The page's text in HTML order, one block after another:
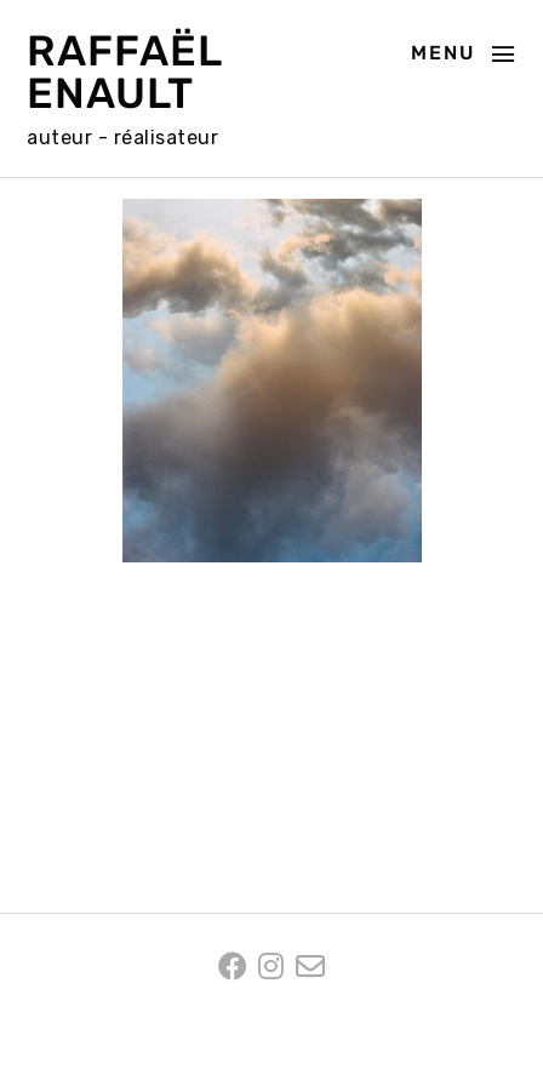
RAFFAËL
ENAULT
auteur - réalisateur
MENU